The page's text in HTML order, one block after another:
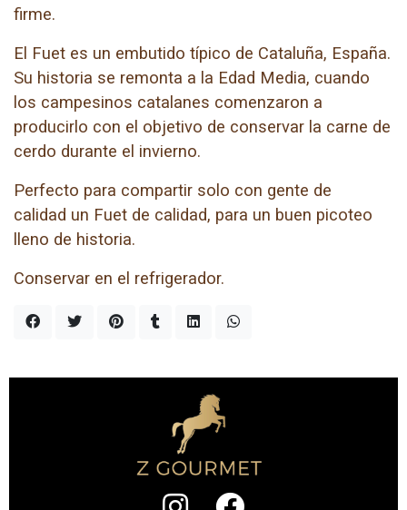
firme.
El Fuet es un embutido típico de Cataluña, España.
Su historia se remonta a la Edad Media, cuando
los campesinos catalanes comenzaron a
producirlo con el objetivo de conservar la carne de
cerdo durante el invierno.
Perfecto para compartir solo con gente de
calidad un Fuet de calidad, para un buen picoteo
lleno de historia.
Conservar en el refrigerador.